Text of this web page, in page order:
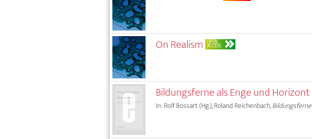
On Realism OPEN
ACCESS
Bildungsferne als Enge und Horizont
In: Rolf Bossart (Hg.), Roland Reichenbach,Bildungsferne